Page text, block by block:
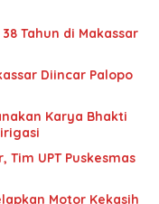
Tahun di Makassar
Diincar Palopo
Karya Bhakti
UPT Puskesmas
Motor Kekasih